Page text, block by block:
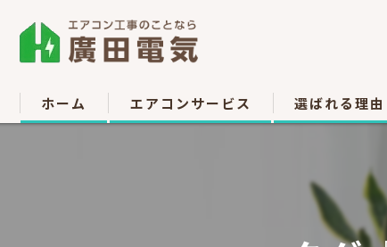
ホーム エアコンサービス 選ばれる理由